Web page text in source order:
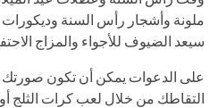
ملونة وأشجار رأس السنة
سيعد الضيوف للأجواء والمزاج
على الدعوات يمكن أن تكون
التقاطك من خلال لعب كرات الثلج